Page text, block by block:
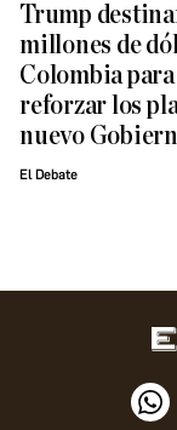
Trump
millones de
Colombia para
reforzar los
nuevo
El Debate